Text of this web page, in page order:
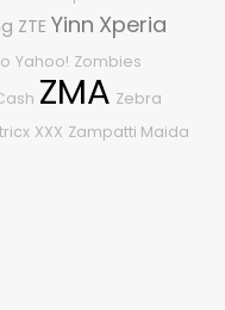
ZTE Yinn Xperia
Yahoo! Zombies
ZMA Zebra
XXX Zampatti Maida